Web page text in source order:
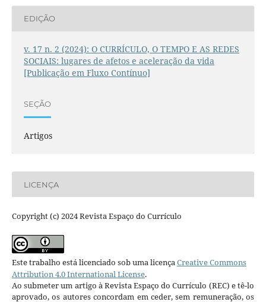
EDIÇÃO
v. 17 n. 2 (2024): O CURRÍCULO, O TEMPO E AS REDES
SOCIAIS: lugares de afetos e aceleração da vida
[Publicação em Fluxo Contínuo]
SEÇÃO
Artigos
LICENÇA
Copyright (c) 2024 Revista Espaço do Currículo
Este trabalho está licenciado sob uma licençaCreative Commons
Attribution 4.0 International License.
Ao submeter um artigo à Revista Espaço do Currículo (REC) e tê-lo
aprovado, os autores concordam em ceder, sem remuneração, os